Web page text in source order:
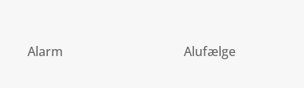
Alarm Alufælge